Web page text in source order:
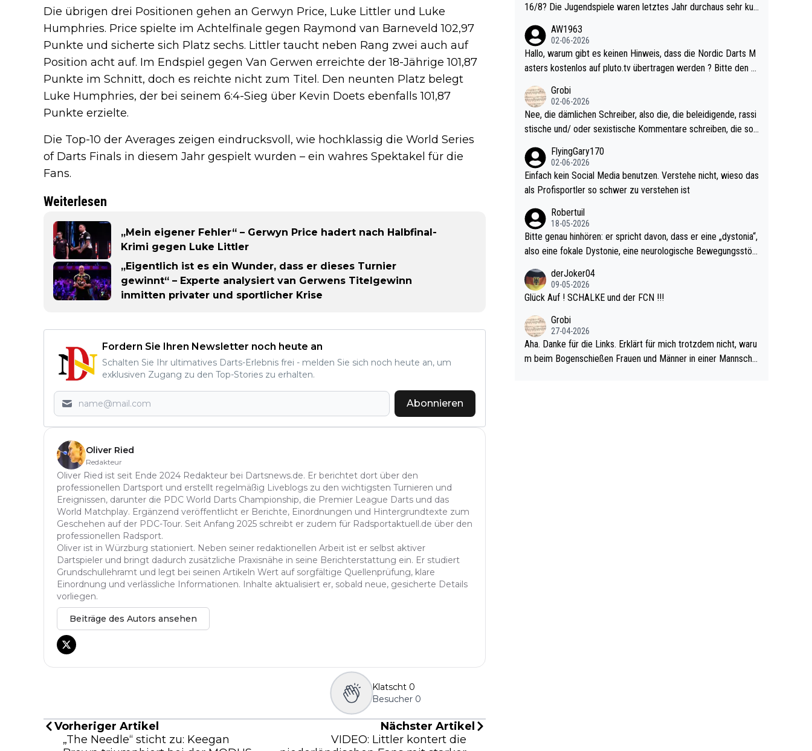
Die übrigen drei Positionen gehen an Gerwyn Price, Luke Littler und Luke
Humphries. Price spielte im Achtelfinale gegen Raymond van Barneveld 102,97
Punkte und sicherte sich Platz sechs. Littler taucht neben Rang zwei auch auf
Position acht auf. Im Endspiel gegen Van Gerwen erreichte der 18-Jährige 101,87
Punkte im Schnitt, doch es reichte nicht zum Titel. Den neunten Platz belegt
Luke Humphries, der bei seinem 6:4-Sieg über Kevin Doets ebenfalls 101,87
Punkte erzielte.
Die Top-10 der Averages zeigen eindrucksvoll, wie hochklassig die World Series
of Darts Finals in diesem Jahr gespielt wurden – ein wahres Spektakel für die
Fans.
Weiterlesen
„Mein eigener Fehler“ – Gerwyn Price hadert nach Halbfinal-
Krimi gegen Luke Littler
„Eigentlich ist es ein Wunder, dass er dieses Turnier
gewinnt“ – Experte analysiert van Gerwens Titelgewinn
inmitten privater und sportlicher Krise
Fordern Sie Ihren Newsletter noch heute an
Schalten Sie Ihr ultimatives Darts-Erlebnis frei - melden Sie sich noch heute an, um
exklusiven Zugang zu den Top-Stories zu erhalten.
Abonnieren
Oliver Ried
Redakteur
Oliver Ried ist seit Ende 2024 Redakteur bei Dartsnews.de. Er berichtet dort über den
professionellen Dartsport und erstellt regelmäßig Liveblogs zu den wichtigsten Turnieren und
Ereignissen, darunter die PDC World Darts Championship, die Premier League Darts und das
World Matchplay. Ergänzend veröffentlicht er Berichte, Einordnungen und Hintergrundtexte zum
Geschehen auf der PDC-Tour. Seit Anfang 2025 schreibt er zudem für Radsportaktuell.de über den
professionellen Radsport.
Oliver ist in Würzburg stationiert. Neben seiner redaktionellen Arbeit ist er selbst aktiver
Dartspieler und bringt dadurch zusätzliche Praxisnähe in seine Berichterstattung ein. Er studiert
Grundschullehramt und legt bei seinen Artikeln Wert auf sorgfältige Quellenprüfung, klare
Einordnung und verlässliche Informationen. Inhalte aktualisiert er, sobald neue, gesicherte Details
vorliegen.
Beiträge des Autors ansehen
Klatscht 0
Besucher 0
Vorheriger Artikel
„The Needle“ sticht zu: Keegan
Nächster Artikel
VIDEO: Littler kontert die
16/8? Die Jugendspiele waren letztes Jahr durchaus sehr kur
l. Allerdings ist Mitchell Lawrie als Nummer 1 der Welt eh quali
fiziert. Somit ändert die automatische Qualifikation des Weltm
eisters erstmal nichts. Ich denke sie wollen damit für nächste
d wohl wenig WDF Turniere spielen. Dies war bei Archie Self l
etztes Jahr der Fall. Er musste als amtierender Weltmeister d
urch den Qualifier und ich glaube kaum, dass Mitchel sich das
(in Vegas) antun würde, wenn er doch eigentlich die PDC-WM
als Ziel hat.
AW1963
02-06-2026
Hallo, warum gibt es keinen Hinweis, dass die Nordic Darts M
asters kostenlos auf pluto.tv übertragen werden ? Bitte den A
Grobi
02-06-2026
Nee, die dämlichen Schreiber, also die, die beleidigende, rassi
stische und/ oder sexistische Kommentare schreiben, die soll
nes Leben in den Griff kriegen. Nur eins wundert mich: Luke Li
ttler war doch neulich erst derjenige, der über Social Media G
vV provoziert hat. Und Littlers Mutter schießt öfters mal gege
ehler!
FlyingGary170
02-06-2026
Einfach kein Social Media benutzen. Verstehe nicht, wieso das
als Profisportler so schwer zu verstehen ist
Robertuil
18-05-2026
Bitte genau hinhören: er spricht davon, dass er eine „dystonia“,
also eine fokale Dystonie, eine neurologische Bewegungsstör
werden, im Arm hat. Und, dass Medikamente ihm helfen! Ich gl
aube immer noch, dass sehr viele der Dartits-Fälle fälschlich p
d diese könnten teils wirksam behandelt werden! Dafür müsst
e man nur zum Neurologen und nicht zum Mentaltrainer gehe
derJoker04
09-05-2026
Glück Auf ! SCHALKE und der FCN !!!
Grobi
27-04-2026
Aha. Danke für die Links. Erklärt für mich trotzdem nicht, waru
m beim Bogenschießen Frauen und Männer in einer Mannscha